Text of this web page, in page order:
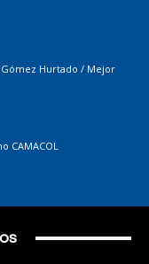
Hurtado / Mejor
CAMACOL